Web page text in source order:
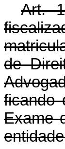
Art.
de
ficando
Exame